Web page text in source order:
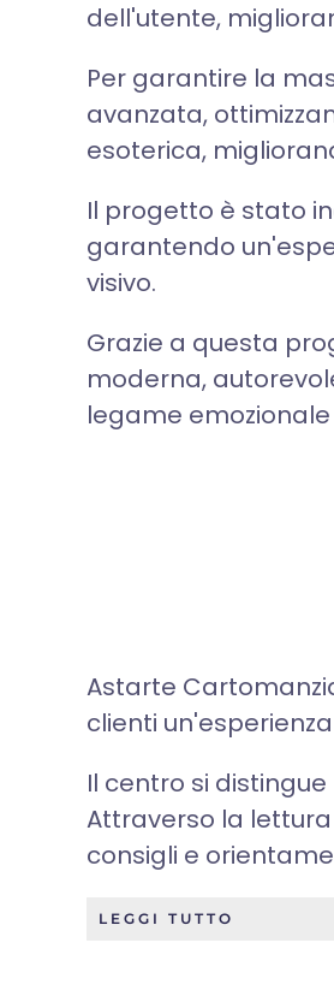
dell'utente,
Per garantire la
avanzata,
esoterica,
Il progetto è stato
garantendo
visivo.
Grazie a questa
moderna,
legame
Astarte
clienti
Il centro si
Attraverso la
consigli e
LEGGI TUTTO